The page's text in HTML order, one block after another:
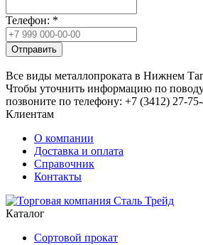
Телефон: *
Отправить
Все виды металлопроката в Нижнем
Чтобы уточнить информацию по поводу
позвоните по телефону: +7 (3412) 27-
Клиентам
О компании
Доставка и оплата
Справочник
Контакты
Каталог
Сортовой прокат